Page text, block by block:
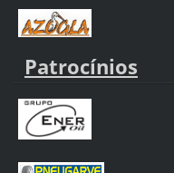
Patrocínios